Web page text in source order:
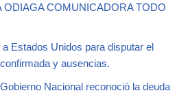
ODIAGA COMUNICADORA TODO
a Estados Unidos para disputar el
y ausencias.
Nacional reconoció la deuda